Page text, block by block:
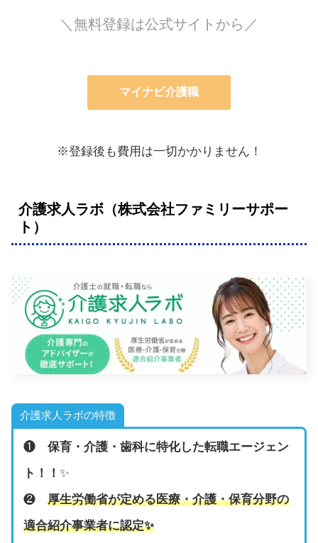
＼無料登録は公式サイトから／
マイナビ介護職
※登録後も費用は一切かかりません！
介護求人ラボ（株式会社ファミリーサポー
ト）
介護求人ラボの特徴
❶ 保育・介護・歯科に特化した転職エージェン
ト！！ ✨
❷ 厚生労働省が定める医療・介護・保育分野の
適合紹介事業者に認定✨